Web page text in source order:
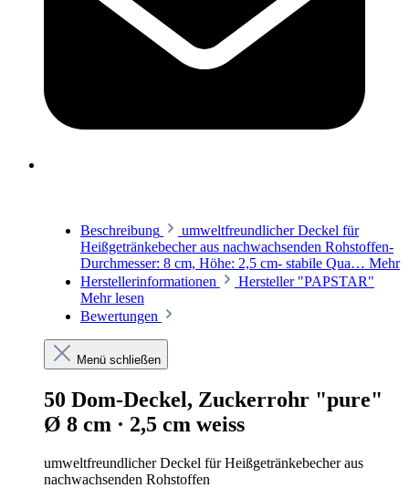
Beschreibung
umweltfreundlicher Deckel für
Heißgetränkebecher aus nachwachsenden Rohstoffen-
Durchmesser: 8 cm, Höhe: 2,5 cm- stabile Qua… Mehr
Herstellerinformationen
Hersteller "PAPSTAR"
Mehr lesen
Bewertungen
Menü schließen
50 Dom-Deckel, Zuckerrohr "pure"
Ø 8 cm · 2,5 cm weiss
umweltfreundlicher Deckel für Heißgetränkebecher aus
nachwachsenden Rohstoffen